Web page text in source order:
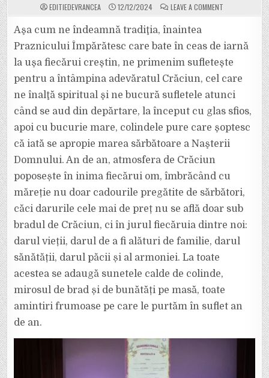
EDITIEDEVRANCEA 12/12/2024 LEAVE A COMMENTON
PE
DIN
FOCȘANI
AU
RĂSUNAT
GLASURILE
CELEI
DE-
A
X-
EDIȚII
REUNIUNII
Aşa cum ne îndeamnă tradiţia, înaintea
Praznicului Împărătesc care bate în ceas de iarnă
la uşa fiecărui creştin, ne primenim sufleteşte
pentru a întâmpina adevăratul Crăciun, cel care
ne înalţă spiritual şi ne bucură sufletele atunci
când se aud din depărtare, la început cu glas sfios,
apoi cu bucurie mare, colindele pure care şoptesc
că iată se apropie marea sărbătoare a Naşterii
Domnului. An de an, atmosfera de Crăciun
poposește în inima fiecărui om, îmbrăcând cu
măreție nu doar cadourile pregătite de sărbători,
căci darurile cele mai de preț nu se află doar sub
bradul de Crăciun, ci în jurul fiecăruia dintre noi:
darul vieții, darul de a fi alături de familie, darul
sănătății, darul păcii și al armoniei. La toate
acestea se adaugă sunetele calde de colinde,
mirosul de brad și de bunătăți pe masă, toate
amintiri frumoase pe care le purtăm în suflet an
de an.